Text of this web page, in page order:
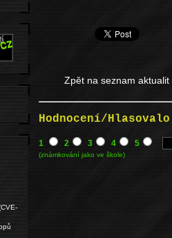
Zpět na seznam aktualit
Hodnocení/
1 2 3 4 5
(známkování jako ve škole)